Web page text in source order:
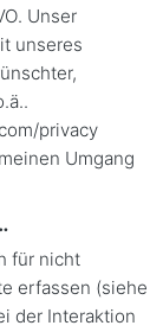
Unser
unseres
privacy
Umgang
für nicht
erfassen (siehe
der Interaktion